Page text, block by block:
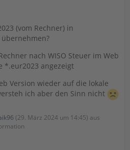
(vom Rechner) in
übernehmen?
nach WISO Steuer im Web
*.eur2023 angezeigt
Version wieder auf die lokale
ich aber den Sinn nicht
(29. März 2024 um 14:45) aus